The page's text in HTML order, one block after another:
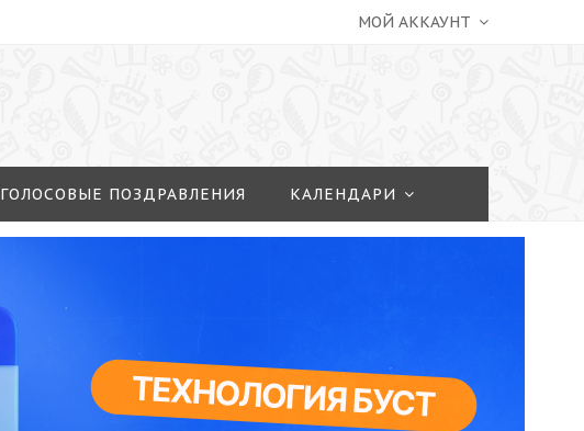
МОЙ АККАУНТ
ГОЛОСОВЫЕ ПОЗДРАВЛЕНИЯ КАЛЕНДАРИ